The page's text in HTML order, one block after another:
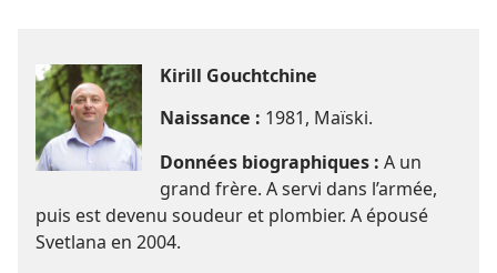
Kirill Gouchtchine
Naissance : 1981, Maïski.
Données biographiques : A un
grand frère. A servi dans l’armée,
puis est devenu soudeur et plombier. A épousé
Svetlana en 2004.